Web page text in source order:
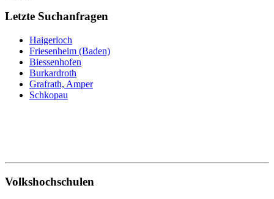
Letzte Suchanfragen
Haigerloch
Friesenheim (Baden)
Biessenhofen
Burkardroth
Grafrath, Amper
Schkopau
Volkshochschulen